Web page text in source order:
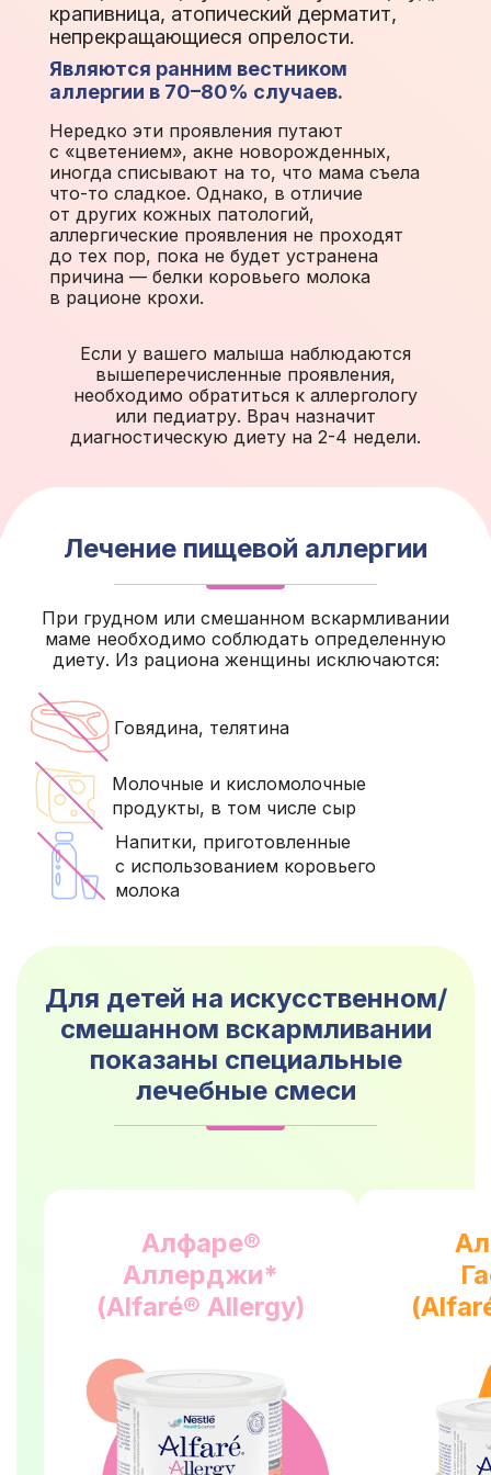
крапивница, атопический дерматит,
непрекращающиеся опрелости.
Являются ранним вестником
аллергии в 70–80% случаев.
Нередко эти проявления путают
с «цветением», акне новорожденных,
иногда списывают на то, что мама съела
что-то сладкое. Однако, в отличие
от других кожных патологий,
аллергические проявления не проходят
до тех пор, пока не будет устранена
причина — белки коровьего молока
в рационе крохи.
срыгивания, сильные колики.
Сначала могут
не наблюдаться,
присоединяются при поздней
диагностике
и прогрессировании аллергии.
Ярко выраженным признаком АБКМ
является наличие слизи и крови
в стуле в сочетании с кожной
симптоматикой
Если у вашего малыша наблюдаются
вышеперечисленные проявления,
необходимо обратиться к аллергологу
или педиатру. Врач назначит
диагностическую диету на 2-4 недели.
Лечение пищевой аллергии
При грудном или смешанном вскармливании
маме необходимо соблюдать определенную
диету. Из рациона женщины исключаются:
Говядина, телятина
Молочные и кисломолочные
продукты, в том числе сыр
Напитки, приготовленные
с использованием коровьего
молока
Для детей на искусственном/
смешанном вскармливании
показаны специальные
лечебные смеси
Алфаре®
Аллерджи*
(Alfaré® Allergy)